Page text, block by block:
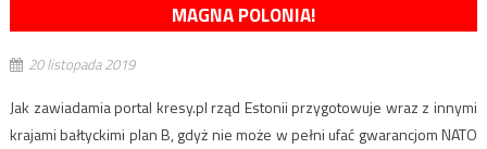
MAGNA POLONIA!
20 listopada 2019
Jak zawiadamia portal kresy.pl rząd Estonii przygotowuje wraz z innymi
krajami bałtyckimi plan B, gdyż nie może w pełni ufać gwarancjom NATO